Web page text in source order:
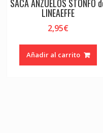
SACA ANZUELOS STONFO
LINEAEFFE
2,95€
Añadir al carrito